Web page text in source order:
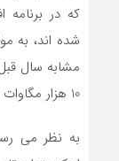
که در برنامه
شده اند، به
مشابه سال
10 هزار مگاوات نیرو وجود دارد.
به نظر می